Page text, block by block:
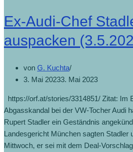
Ex-Audi-Chef
auspacken
von G. Kuchta
3. Mai 20233. Mai 2023
https://orf.at/stories/3314851/ Zitat: Im
Abgasskandal bei der VW-Tocher Audi
Rupert Stadler ein Geständnis
Landesgericht München sagten Stadler
Mittwoch, er sei mit dem Deal-